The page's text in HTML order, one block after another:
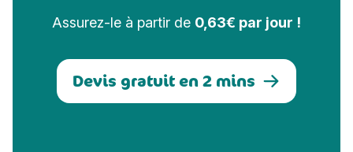
Assurez-le à partir de 0,63€ par jour !
Devis gratuit en 2 mins